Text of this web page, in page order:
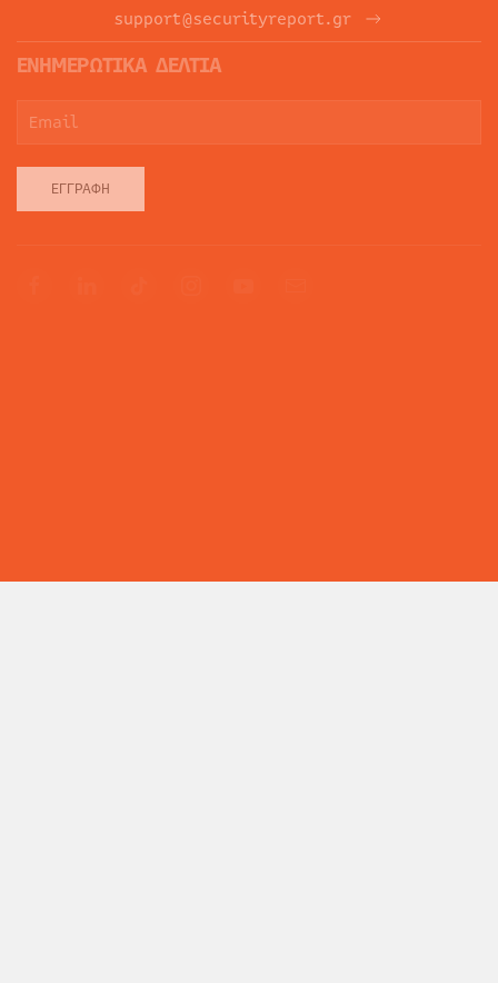
support@securityreport.gr
ΕΝΗΜΕΡΩΤΙΚΑ ΔΕΛΤΙΑ
ΕΓΓΡΑΦΉ